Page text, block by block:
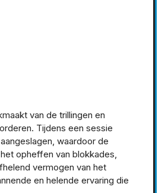
van de trillingen en
Tijdens een sessie
waardoor de
opheffen van blokkades,
vermogen van het
en helende ervaring die